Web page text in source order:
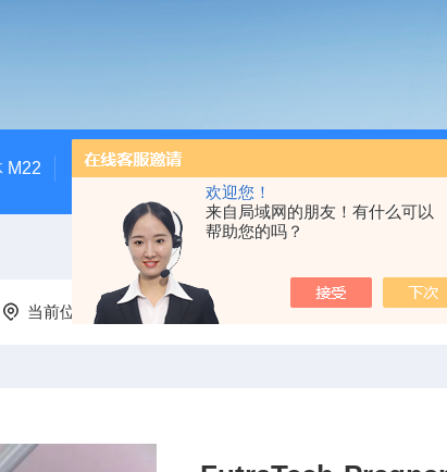
欢迎您！
来自局域网的朋友！有什么可以
帮助您的吗？
M22 甲状腺自免-TRAb ELISA试剂盒 RSR 乙酰
当前位置： 首页 产品中心 FutraTech单克隆抗体系